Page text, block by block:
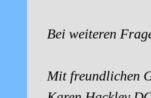
Bei weiteren
Mit freundlichen